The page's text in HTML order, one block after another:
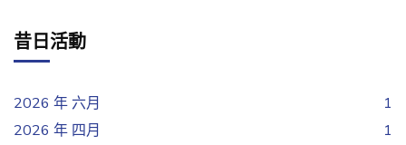
昔日活動
2026 年 六月
1
2026 年 四月
1